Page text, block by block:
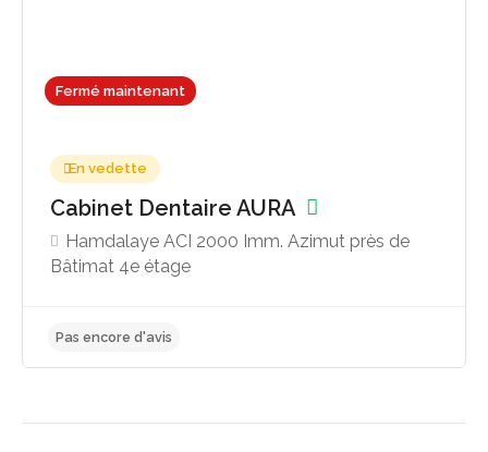
Fermé maintenant
En vedette
Cabinet Dentaire AURA
Hamdalaye ACI 2000 Imm. Azimut près de
Bâtimat 4e étage